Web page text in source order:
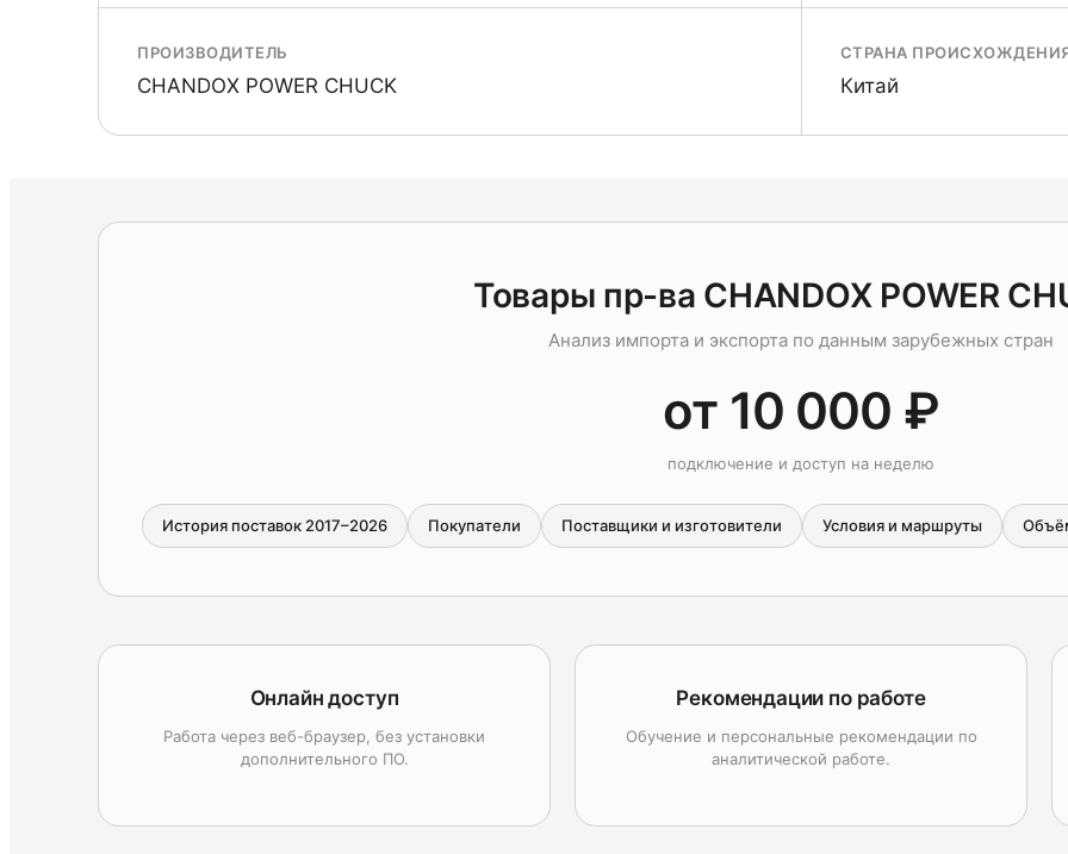
ПРОИЗВОДИТЕЛЬ
CHANDOX POWER CHUCK
СТРАНА
Китай
Товары пр-ва CHANDOX POWER
Анализ импорта и экспорта по данным зарубежных стран
от 10 000 ₽
подключение и доступ на неделю
История поставок 2017–2026 Покупатели Поставщики и изготовители Условия и маршруты
Онлайн доступ
Работа через веб-браузер, без установки
дополнительного ПО.
Рекомендации по работе
Обучение и персональные рекомендации по
аналитической работе.